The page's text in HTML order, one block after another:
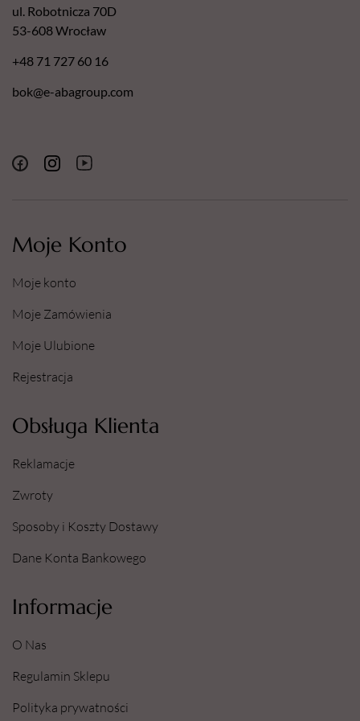
Moje Konto
Moje konto
Moje Zamówienia
Moje Ulubione
Rejestracja
Obsługa Klienta
Reklamacje
Zwroty
Sposoby i Koszty Dostawy
Dane Konta Bankowego
Informacje
O Nas
Regulamin Sklepu
Polityka prywatności
ul. Robotnicza 70D
53-608 Wrocław
+48 71 727 60 16
bok@e-abagroup.com